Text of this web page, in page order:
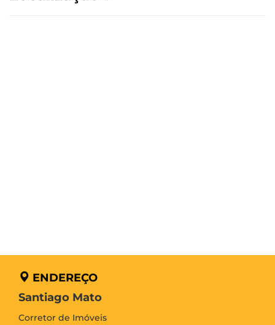
ENDEREÇO
Santiago Mato
Corretor de Imóveis